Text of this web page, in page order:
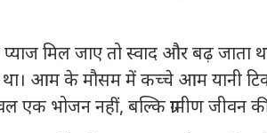
प्याज मिल जाए तो स्वाद और बढ़
था। आम के मौसम में कच्चे आम यानी
एक भोजन नहीं, बल्कि ग्रामीण जीवन